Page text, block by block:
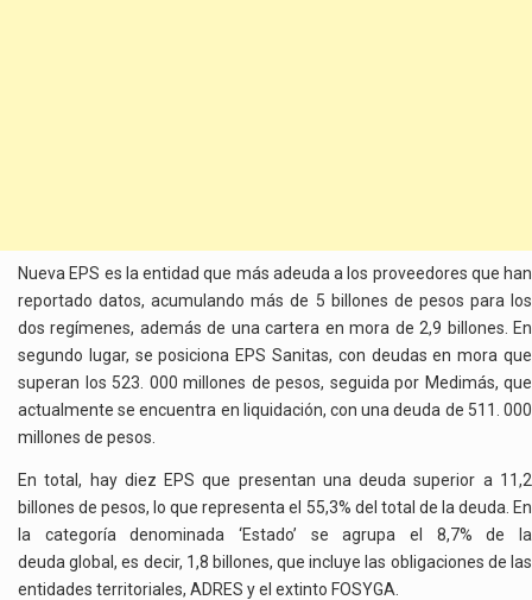
Nueva EPS es la entidad que más adeuda a los proveedores que han
reportado datos, acumulando más de 5 billones de pesos para los
dos regímenes, además de una cartera en mora de 2,9 billones. En
segundo lugar, se posiciona EPS Sanitas, con deudas en mora que
superan los 523. 000 millones de pesos, seguida por Medimás, que
actualmente se encuentra en liquidación, con una deuda de 511. 000
millones de pesos.
En total, hay diez EPS que presentan una deuda superior a 11,2
billones de pesos, lo que representa el 55,3% del total de la deuda. En
la categoría denominada ‘Estado’ se agrupa el 8,7% de la
deuda global, es decir, 1,8 billones, que incluye las obligaciones de las
entidades territoriales, ADRES y el extinto FOSYGA.